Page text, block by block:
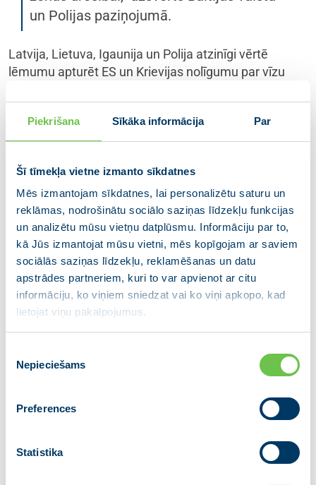
Piekrišana Sīkāka informācija Par
Šī tīmekļa vietne izmanto sīkdatnes
Mēs izmantojam sīkdatnes, lai personalizētu saturu un
reklāmas, nodrošinātu sociālo saziņas līdzekļu funkcijas
un analizētu mūsu vietņu datplūsmu. Informāciju par to,
kā Jūs izmantojat mūsu vietni, mēs kopīgojam ar saviem
sociālās saziņas līdzekļu, reklamēšanas un datu
apstrādes partneriem, kuri to var apvienot ar citu
informāciju, ko viņiem sniedzat vai ko viņi apkopo, kad
lietojat viņu pakalpojumus.
izvēle
Nepieciešams
Preferences
Statistika
un Polijas paziņojumā.
Latvija, Lietuva, Igaunija un Polija atzinīgi vērtē
lēmumu apturēt ES un Krievijas nolīgumu par vīzu
taču ir nepieciešami turpmāki pasākumi, lai krasi
ierobežotu izsniegto ES vīzu skaitu un samazinātu
Krievijas pilsoņu plūsmu uz ES un Šengenas zonu.
“Latvija, Lietuva, Igaunija un Polija ir
vienojušās par kopīgu reģionālu pieeju
un pauž savu politisko gribu un stingru
nodomu ieviest valsts pagaidu
pasākumus Krievijas pilsoņiem, kuriem
ir ES vīzas, lai novērstu tūlītējus
sabiedriskās kārtības un drošības
apdraudējumus un ierobežotu Krievijas
šķērsojot to robežas,” teikts paziņojumā.
Iecerēts, ka plānotie papildus pasākumi Krievijas
pilsoņiem ar ES vīzām stāsies spēkā līdz 2022. gada
pieņemot nepieciešamos lēmumus.
Latvija, Lietuva, Igaunija un Polija paziņojumā norāda,